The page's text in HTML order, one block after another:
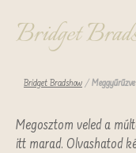
Bridget
Bridget Bradshow / Meggyűrűzve
Megosztom veled a
itt marad. Olvashatod